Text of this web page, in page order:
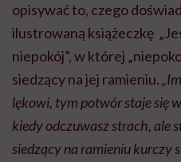
opisywać to, czego
ilustrowaną książeczkę
niepokój”, w której
siedzący na jej ramieniu.
lękowi, tym potwór staje się
kiedy odczuwasz strach, ale
siedzący na ramieniu kurczy